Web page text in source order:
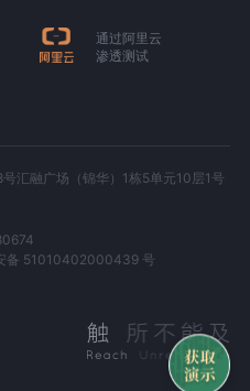
通过阿里云
渗透测试
汇融广场（锦华）1栋5单元10层1号
备 51010402000439 号